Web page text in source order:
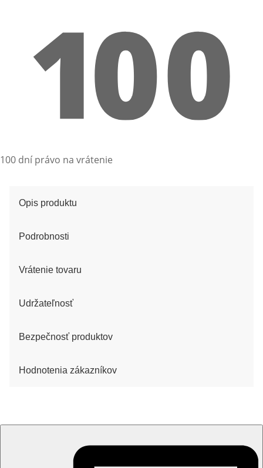
100 dní právo na vrátenie
Opis produktu
Podrobnosti
Vrátenie tovaru
Udržateľnosť
Bezpečnosť produktov
Hodnotenia zákazníkov